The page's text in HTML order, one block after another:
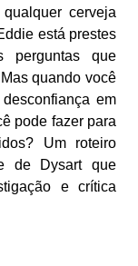
cerveja
está prestes
perguntas que
quando você
em
pode fazer para
Um roteiro
de Dysart que
e crítica